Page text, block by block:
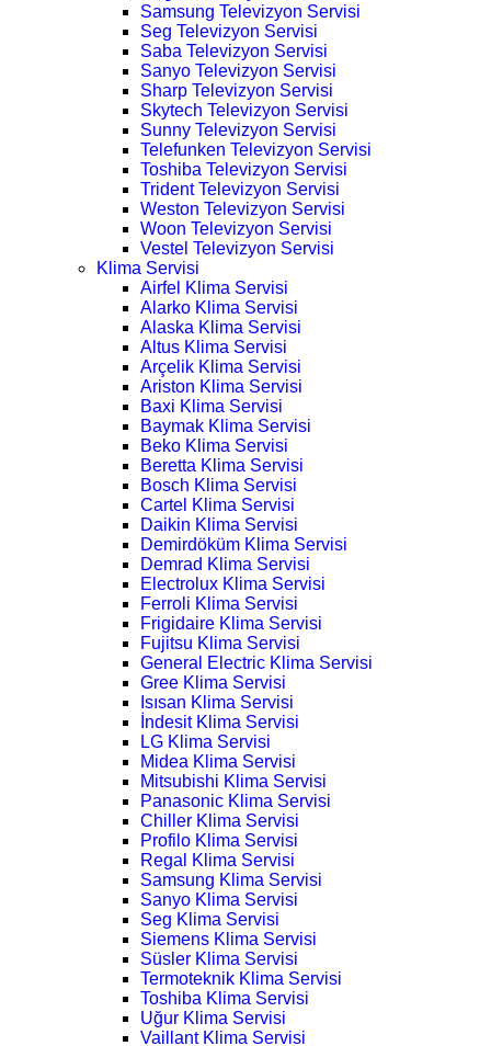
Samsung Televizyon Servisi
Seg Televizyon Servisi
Saba Televizyon Servisi
Sanyo Televizyon Servisi
Sharp Televizyon Servisi
Skytech Televizyon Servisi
Sunny Televizyon Servisi
Telefunken Televizyon Servisi
Toshiba Televizyon Servisi
Trident Televizyon Servisi
Weston Televizyon Servisi
Woon Televizyon Servisi
Vestel Televizyon Servisi
Klima Servisi
Airfel Klima Servisi
Alarko Klima Servisi
Alaska Klima Servisi
Altus Klima Servisi
Arçelik Klima Servisi
Ariston Klima Servisi
Baxi Klima Servisi
Baymak Klima Servisi
Beko Klima Servisi
Beretta Klima Servisi
Bosch Klima Servisi
Cartel Klima Servisi
Daikin Klima Servisi
Demirdöküm Klima Servisi
Demrad Klima Servisi
Electrolux Klima Servisi
Ferroli Klima Servisi
Frigidaire Klima Servisi
Fujitsu Klima Servisi
General Electric Klima Servisi
Gree Klima Servisi
Isısan Klima Servisi
İndesit Klima Servisi
LG Klima Servisi
Midea Klima Servisi
Mitsubishi Klima Servisi
Panasonic Klima Servisi
Chiller Klima Servisi
Profilo Klima Servisi
Regal Klima Servisi
Samsung Klima Servisi
Sanyo Klima Servisi
Seg Klima Servisi
Siemens Klima Servisi
Süsler Klima Servisi
Termoteknik Klima Servisi
Toshiba Klima Servisi
Uğur Klima Servisi
Vaillant Klima Servisi